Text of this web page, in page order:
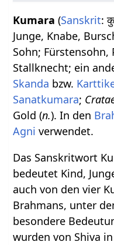
Kumara (Sanskrit:
Junge, Knabe,
Sohn; Fürstensohn,
Stallknecht; ein
Skanda bzw.
Sanatkumara;
Gold (n.). In den
Agni verwendet.
Das Sanskritwort
bedeutet Kind,
auch von den vier
Brahmans, unter
besondere
wurden von Shiva